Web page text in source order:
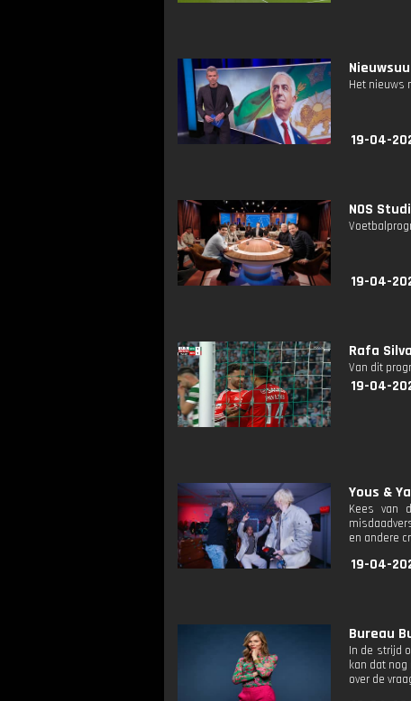
Het nieuws
19-04-
NOS
19-04-
Rafa
Van dit
19-04-
Yous &
Kees van
en andere
19-04-
Bureau
In de strijd
kan dat
over de